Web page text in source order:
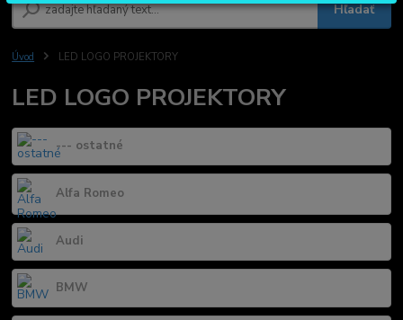
Hľadať
Úvod LED LOGO PROJEKTORY
LED LOGO PROJEKTORY
--- ostatné
Alfa Romeo
Audi
BMW